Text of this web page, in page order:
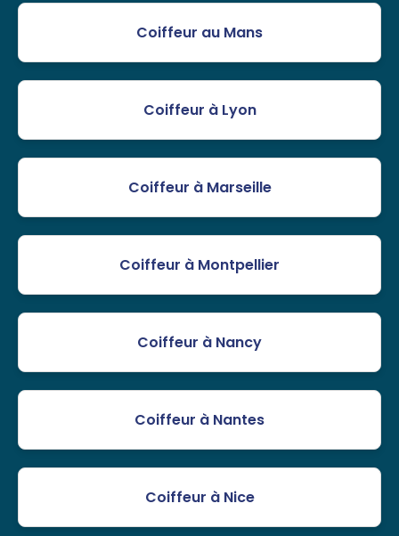
Coiffeur au Mans
Coiffeur à Lyon
Coiffeur à Marseille
Coiffeur à Montpellier
Coiffeur à Nancy
Coiffeur à Nantes
Coiffeur à Nice